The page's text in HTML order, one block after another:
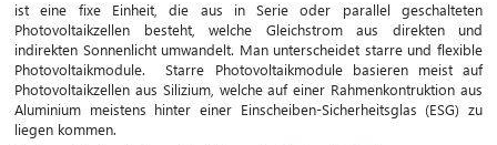
ist eine fixe Einheit, die aus in Serie oder parallel geschalteten
Photovoltaikzellen besteht, welche Gleichstrom aus direkten und
indirekten Sonnenlicht umwandelt. Man unterscheidet starre und flexible
Photovoltaikmodule. Starre Photovoltaikmodule basieren meist auf
Photovoltaikzellen aus Silizium, welche auf einer Rahmenkontruktion aus
Aluminium meistens hinter einer Einscheiben-Sicherheitsglas (ESG) zu
liegen kommen.